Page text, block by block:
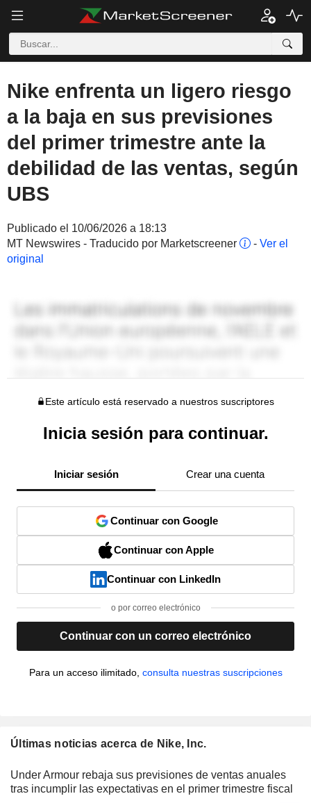
Nike enfrenta un ligero riesgo
a la baja en sus previsiones
del primer trimestre ante la
debilidad de las ventas, según
UBS
Publicado el 10/06/2026 a 18:13
MT Newswires - Traducido por Marketscreener
- Ver el
original
Este artículo está reservado a nuestros suscriptores
Inicia sesión para continuar.
Iniciar sesión Crear una cuenta
Continuar con Google
Continuar con Apple
Continuar con LinkedIn
o por correo electrónico
Continuar con un correo electrónico
Para un acceso ilimitado, consulta nuestras suscripciones
Últimas noticias acerca de Nike, Inc.
Under Armour rebaja sus previsiones de ventas anuales
tras incumplir las expectativas en el primer trimestre fiscal